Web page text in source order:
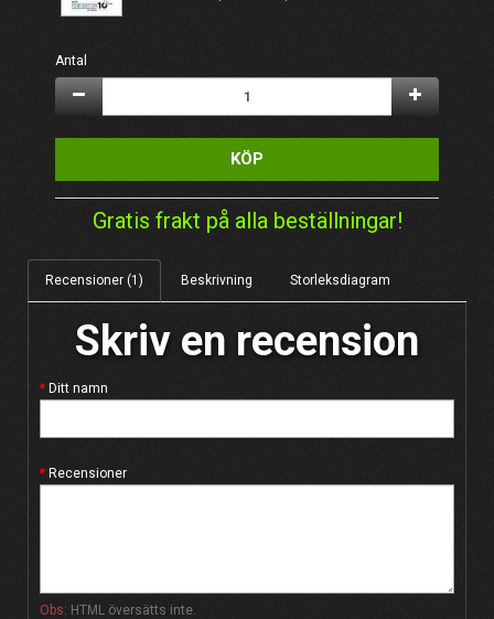
Antal
KÖP
Gratis frakt på alla beställningar!
Recensioner (1) Beskrivning Storleksdiagram
Skriv en recension
Ditt namn
Recensioner
Obs: HTML översätts inte.